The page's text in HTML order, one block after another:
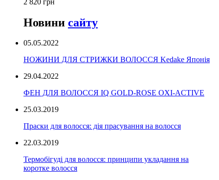
Новини сайту
05.05.2022
НОЖИНИ ДЛЯ СТРИЖКИ ВОЛОССЯ Kedake Японія
29.04.2022
ФЕН ДЛЯ ВОЛОССЯ IQ GOLD-ROSE OXI-ACTIVE
25.03.2019
Праски для волосся: дія прасування на волосся
22.03.2019
Термобігуді для волосся: принципи укладання на
коротке волосся